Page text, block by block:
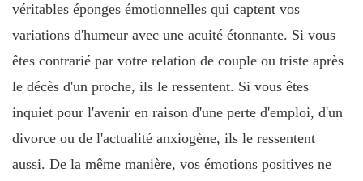
véritables éponges émotionnelles qui captent vos
variations d'humeur avec une acuité étonnante. Si vous
êtes contrarié par votre relation de couple ou triste après
le décès d'un proche, ils le ressentent. Si vous êtes
inquiet pour l'avenir en raison d'une perte d'emploi, d'un
divorce ou de l'actualité anxiogène, ils le ressentent
aussi. De la même manière, vos émotions positives ne